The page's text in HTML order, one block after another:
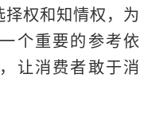
权和知情权，为
个重要的参考依
让消费者敢于消